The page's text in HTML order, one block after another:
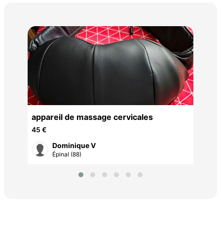
appareil de massage cervicales
45 €
Dominique V
Épinal (88)